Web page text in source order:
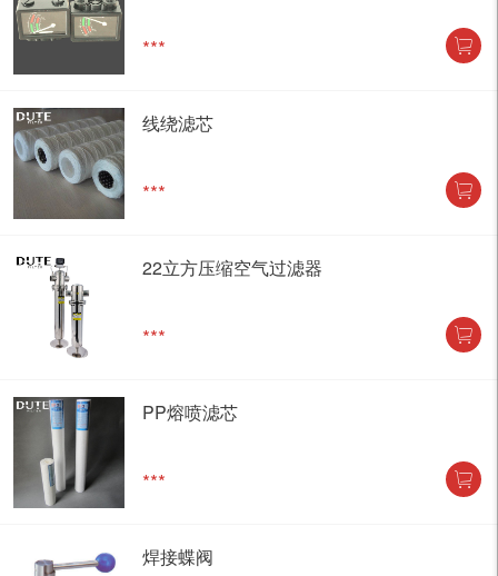
***
线绕滤芯
***
22立方压缩空气过滤器
***
PP熔喷滤芯
***
焊接蝶阀